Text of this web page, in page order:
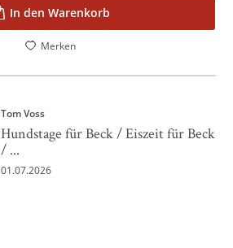
In den Warenkorb
Merken
Tom Voss
Hundstage für Beck / Eiszeit für Beck
/ ...
01.07.2026